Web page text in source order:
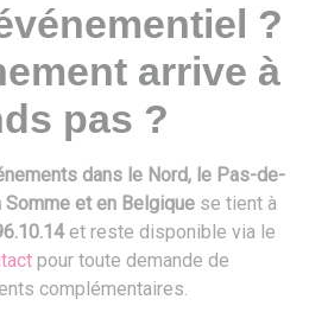
?
arrive à
pas ?
dans le Nord, le Pas-de-
Somme et en Belgique se tient à
et reste disponible via le
pour toute demande de
complémentaires.